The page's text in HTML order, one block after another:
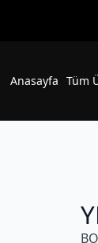
Anasayfa Tüm